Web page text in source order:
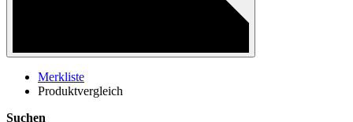
Merkliste
Produktvergleich
Suchen